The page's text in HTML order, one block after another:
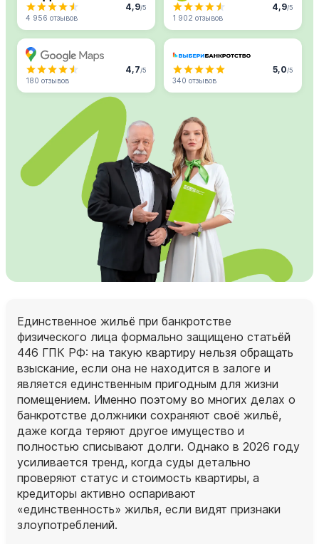
4,9/5
4 956 отзывов
4,9/5
1 902 отзывов
4,7/5
180 отзывов
5,0/5
340 отзывов
Единственное жильё при банкротстве
физического лица формально защищено статьёй
446 ГПК РФ: на такую квартиру нельзя обращать
взыскание, если она не находится в залоге и
является единственным пригодным для жизни
помещением. Именно поэтому во многих делах о
банкротстве должники сохраняют своё жильё,
даже когда теряют другое имущество и
полностью списывают долги. Однако в 2026 году
усиливается тренд, когда суды детально
проверяют статус и стоимость квартиры, а
кредиторы активно оспаривают
«единственность» жилья, если видят признаки
злоупотреблений.